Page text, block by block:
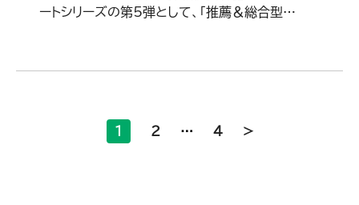
ートシリーズの第5弾として、「推薦＆総合型…
1 2 … 4 >